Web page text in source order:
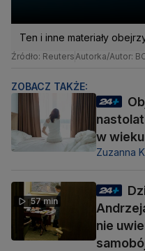
Ten i inne materiały
Źródło: Reuters Autorka/Autor:
ZOBACZ TAKŻE:
w
Zuzanna
57 min
nie